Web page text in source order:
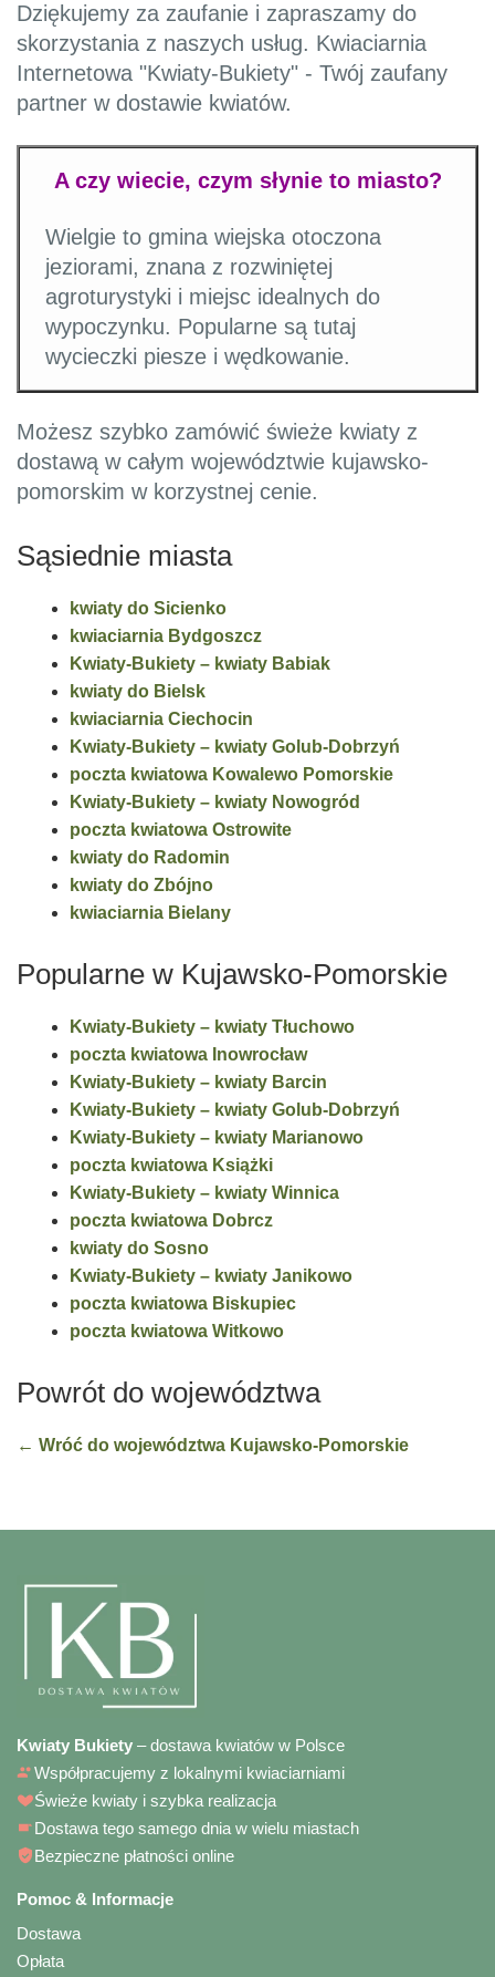
Dziękujemy za zaufanie i zapraszamy do
skorzystania z naszych usług. Kwiaciarnia
Internetowa "Kwiaty-Bukiety" - Twój zaufany
partner w dostawie kwiatów.
A czy wiecie, czym słynie to miasto?
Wielgie to gmina wiejska otoczona
jeziorami, znana z rozwiniętej
agroturystyki i miejsc idealnych do
wypoczynku. Popularne są tutaj
wycieczki piesze i wędkowanie.
Możesz szybko zamówić świeże kwiaty z
dostawą w całym województwie kujawsko-
pomorskim w korzystnej cenie.
Sąsiednie miasta
kwiaty do Sicienko
kwiaciarnia Bydgoszcz
Kwiaty-Bukiety – kwiaty Babiak
kwiaty do Bielsk
kwiaciarnia Ciechocin
Kwiaty-Bukiety – kwiaty Golub-Dobrzyń
poczta kwiatowa Kowalewo Pomorskie
Kwiaty-Bukiety – kwiaty Nowogród
poczta kwiatowa Ostrowite
kwiaty do Radomin
kwiaty do Zbójno
kwiaciarnia Bielany
Popularne w Kujawsko-Pomorskie
Kwiaty-Bukiety – kwiaty Tłuchowo
poczta kwiatowa Inowrocław
Kwiaty-Bukiety – kwiaty Barcin
Kwiaty-Bukiety – kwiaty Golub-Dobrzyń
Kwiaty-Bukiety – kwiaty Marianowo
poczta kwiatowa Książki
Kwiaty-Bukiety – kwiaty Winnica
poczta kwiatowa Dobrcz
kwiaty do Sosno
Kwiaty-Bukiety – kwiaty Janikowo
poczta kwiatowa Biskupiec
poczta kwiatowa Witkowo
Powrót do województwa
← Wróć do województwa Kujawsko-Pomorskie
Kwiaty Bukiety – dostawa kwiatów w Polsce
Współpracujemy z lokalnymi kwiaciarniami
Świeże kwiaty i szybka realizacja
Dostawa tego samego dnia w wielu miastach
Bezpieczne płatności online
Pomoc & Informacje
Dostawa
Opłata